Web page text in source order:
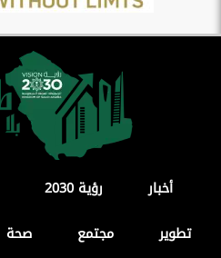
أخبار رؤية 2030
تطوير
مجتمع صحة